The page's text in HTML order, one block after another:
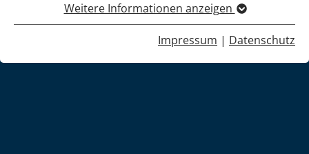
Weitere Informationen anzeigen
Impressum | Datenschutz